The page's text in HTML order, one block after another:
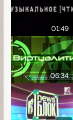
01:49
06:34